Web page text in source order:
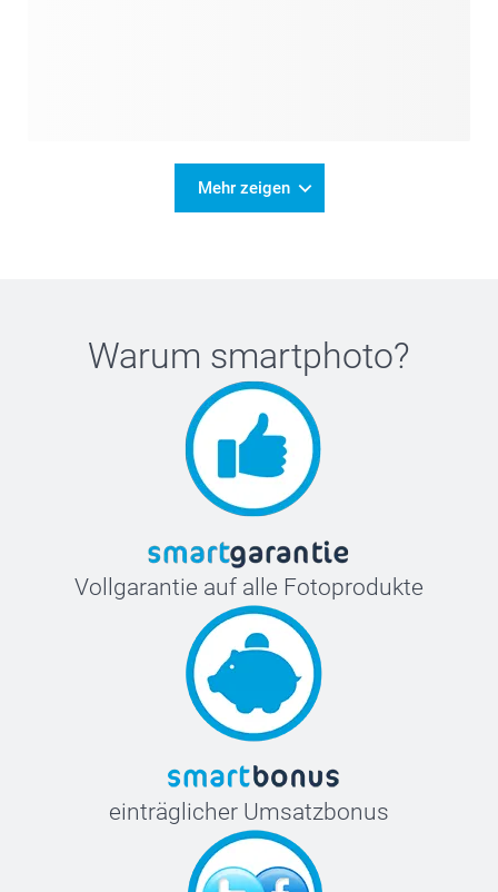
Mehr zeigen
Warum smartphoto?
Vollgarantie auf alle Fotoprodukte
einträglicher Umsatzbonus